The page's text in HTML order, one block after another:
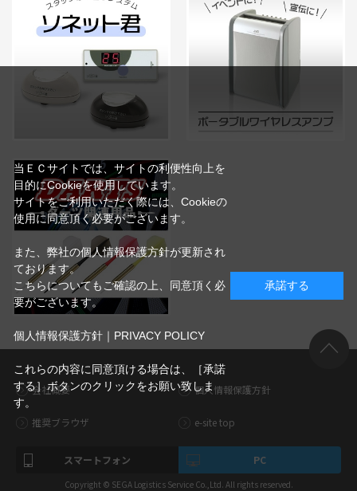
会社概要 個人情報保護方針
推奨ブラウザ e-site top
スマートフォン PC
Copyright © SEGA Logistics Service Co.,Ltd. All rights reserved.
当ＥＣサイトでは、サイトの利便性向上を
目的にCookieを使用しています。
サイトをご利用いただく際には、Cookieの
使用に同意頂く必要がございます。
また、弊社の個人情報保護方針が更新され
ております。
こちらについてもご確認の上、同意頂く必
要がございます。
個人情報保護方針｜PRIVACY POLICY
これらの内容に同意頂ける場合は、［承諾
する］ボタンのクリックをお願い致しま
す。
承諾する